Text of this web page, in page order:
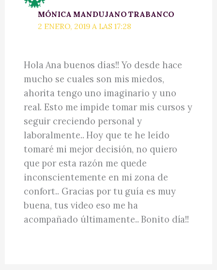
MÓNICA MANDUJANO TRABANCO
2 ENERO, 2019 A LAS 17:28
Hola Ana buenos días!! Yo desde hace
mucho se cuales son mis miedos,
ahorita tengo uno imaginario y uno
real. Esto me impide tomar mis cursos y
seguir creciendo personal y
laboralmente.. Hoy que te he leído
tomaré mi mejor decisión, no quiero
que por esta razón me quede
inconscientemente en mi zona de
confort.. Gracias por tu guía es muy
buena, tus video eso me ha
acompañado últimamente.. Bonito día!!